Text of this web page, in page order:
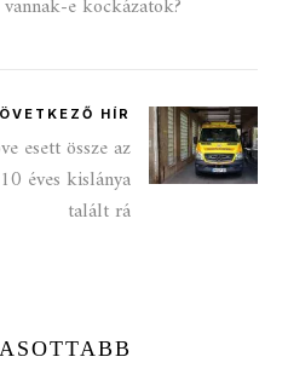
e kockázatok?
HÍR
esett össze az
éves kislánya
talált rá